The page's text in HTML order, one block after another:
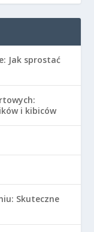
Jak sprostać
i kibiców
Skuteczne